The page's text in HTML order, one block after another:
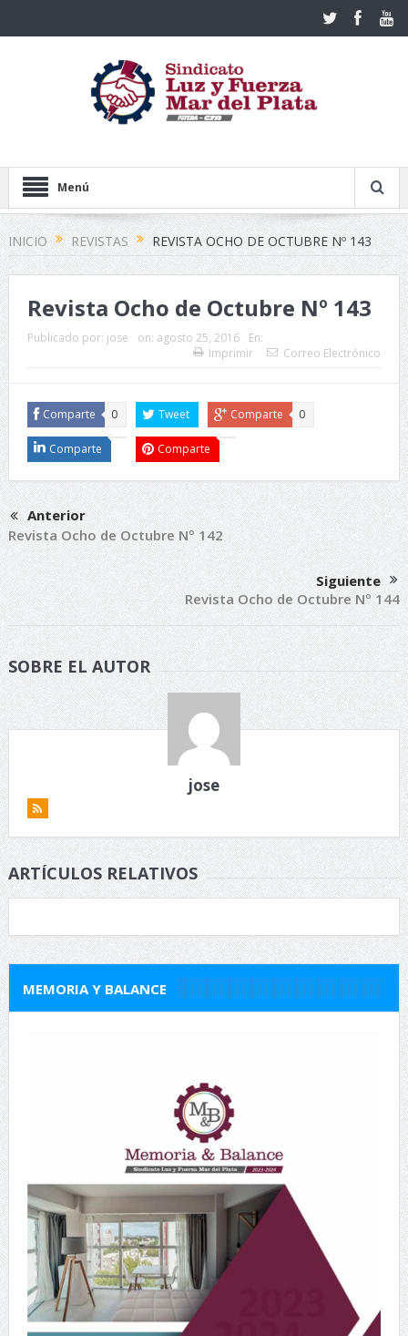
Menú
INICIO REVISTAS REVISTA OCHO DE OCTUBRE Nº 143
Revista Ocho de Octubre Nº 143
Publicado por: jose on: agosto 25, 2016
En:
Imprimir
Correo Electrónico
Comparte 0 Tweet Comparte 0
Comparte Comparte
Anterior
Revista Ocho de Octubre Nº 142
Siguiente
Revista Ocho de Octubre Nº 144
SOBRE EL AUTOR
jose
ARTÍCULOS RELATIVOS
MEMORIA Y BALANCE